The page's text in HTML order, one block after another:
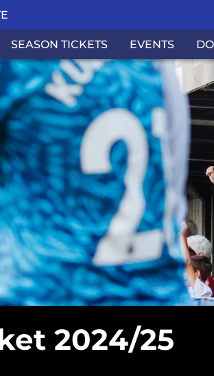
SEASON TICKETS EVENTS
2024/25